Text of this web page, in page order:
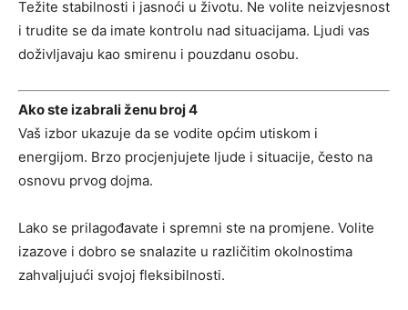
Težite stabilnosti i jasnoći u životu. Ne volite neizvjesnost
i trudite se da imate kontrolu nad situacijama. Ljudi vas
doživljavaju kao smirenu i pouzdanu osobu.
Ako ste izabrali ženu broj 4
Vaš izbor ukazuje da se vodite općim utiskom i
energijom. Brzo procjenjujete ljude i situacije, često na
osnovu prvog dojma.
Lako se prilagođavate i spremni ste na promjene. Volite
izazove i dobro se snalazite u različitim okolnostima
zahvaljujući svojoj fleksibilnosti.